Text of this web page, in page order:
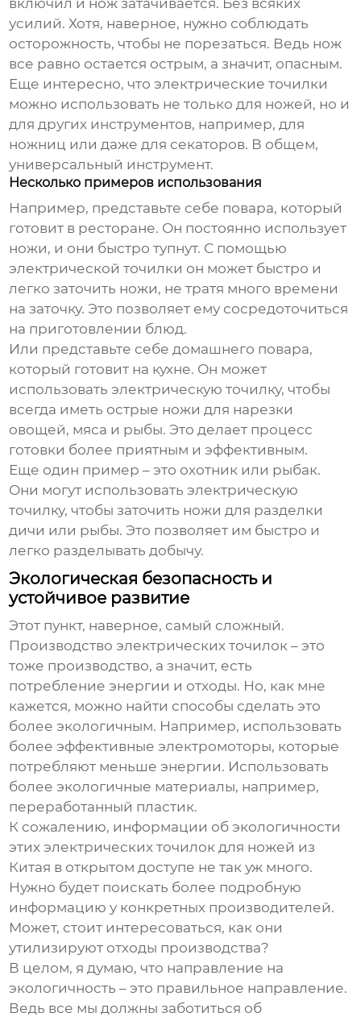
включил и нож затачивается. Без всяких
усилий. Хотя, наверное, нужно соблюдать
осторожность, чтобы не порезаться. Ведь нож
все равно остается острым, а значит, опасным.
Еще интересно, что электрические точилки
можно использовать не только для ножей, но и
для других инструментов, например, для
ножниц или даже для секаторов. В общем,
универсальный инструмент.
Несколько примеров использования
Например, представьте себе повара, который
готовит в ресторане. Он постоянно использует
ножи, и они быстро тупнут. С помощью
электрической точилки он может быстро и
легко заточить ножи, не тратя много времени
на заточку. Это позволяет ему сосредоточиться
на приготовлении блюд.
Или представьте себе домашнего повара,
который готовит на кухне. Он может
использовать электрическую точилку, чтобы
всегда иметь острые ножи для нарезки
овощей, мяса и рыбы. Это делает процесс
готовки более приятным и эффективным.
Еще один пример – это охотник или рыбак.
Они могут использовать электрическую
точилку, чтобы заточить ножи для разделки
дичи или рыбы. Это позволяет им быстро и
легко разделывать добычу.
Экологическая безопасность и
устойчивое развитие
Этот пункт, наверное, самый сложный.
Производство электрических точилок – это
тоже производство, а значит, есть
потребление энергии и отходы. Но, как мне
кажется, можно найти способы сделать это
более экологичным. Например, использовать
более эффективные электромоторы, которые
потребляют меньше энергии. Использовать
более экологичные материалы, например,
переработанный пластик.
К сожалению, информации об экологичности
этихэлектрических точилок для ножей из
Китая в открытом доступе не так уж много.
Нужно будет поискать более подробную
информацию у конкретных производителей.
Может, стоит интересоваться, как они
утилизируют отходы производства?
В целом, я думаю, что направление на
экологичность – это правильное направление.
Ведь все мы должны заботиться об